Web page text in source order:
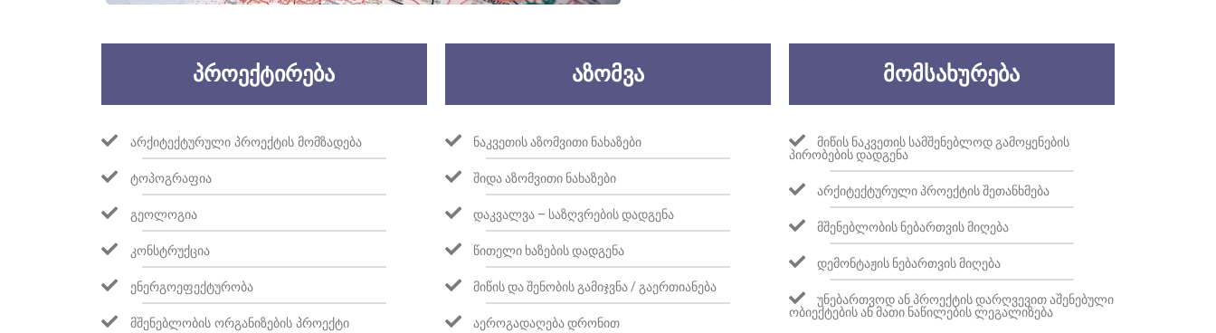
ᲞᲠᲝᲔᲥᲢᲘᲠᲔᲑᲐ
ᲐᲠᲥᲘᲢᲔᲥᲢᲣᲠᲣᲚᲘ ᲞᲠᲝᲔᲥᲢᲘᲡ ᲛᲝᲛᲖᲐᲓᲔᲑᲐ
ᲢᲝᲞᲝᲒᲠᲐᲤᲘᲐ
ᲒᲔᲝᲚᲝᲒᲘᲐ
ᲙᲝᲜᲡᲢᲠᲣᲥᲪᲘᲐ
ᲔᲜᲔᲠᲒᲝᲔᲤᲔᲥᲢᲣᲠᲝᲑᲐ
ᲛᲨᲔᲜᲔᲑᲚᲝᲑᲘᲡ ᲝᲠᲒᲐᲜᲘᲖᲔᲑᲘᲡ ᲞᲠᲝᲔᲥᲢᲘ
ᲐᲖᲝᲛᲕᲐ
ᲜᲐᲙᲕᲔᲗᲘᲡ ᲐᲖᲝᲛᲕᲘᲗᲘ ᲜᲐᲮᲐᲖᲔᲑᲘ
ᲨᲘᲓᲐ ᲐᲖᲝᲛᲕᲘᲗᲘ ᲜᲐᲮᲐᲖᲔᲑᲘ
ᲓᲐᲙᲕᲐᲚᲕᲐ – ᲡᲐᲖᲦᲕᲠᲔᲑᲘᲡ ᲓᲐᲓᲒᲔᲜᲐ
ᲬᲘᲗᲔᲚᲘ ᲮᲐᲖᲔᲑᲘᲡ ᲓᲐᲓᲒᲔᲜᲐ
ᲛᲘᲬᲘᲡ ᲓᲐ ᲨᲔᲜᲝᲑᲘᲡ ᲒᲐᲛᲘᲯᲕᲜᲐ / ᲒᲐᲔᲠᲗᲘᲐᲜᲔᲑᲐ
ᲐᲔᲠᲝᲒᲐᲓᲐᲦᲔᲑᲐ ᲓᲠᲝᲜᲘᲗ
ᲛᲝᲛᲡᲐᲮᲣᲠᲔᲑᲐ
ᲛᲘᲬᲘᲡ ᲜᲐᲙᲕᲔᲗᲘᲡ ᲡᲐᲛᲨᲔᲜᲔᲑᲚᲝᲓ ᲒᲐᲛᲝᲧᲔᲜᲔᲑᲘᲡ
ᲞᲘᲠᲝᲑᲔᲑᲘᲡ ᲓᲐᲓᲒᲔᲜᲐ
ᲐᲠᲥᲘᲢᲔᲥᲢᲣᲠᲣᲚᲘ ᲞᲠᲝᲔᲥᲢᲘᲡ ᲨᲔᲗᲐᲜᲮᲛᲔᲑᲐ
ᲛᲨᲔᲜᲔᲑᲚᲝᲑᲘᲡ ᲜᲔᲑᲐᲠᲗᲕᲘᲡ ᲛᲘᲦᲔᲑᲐ
ᲓᲔᲛᲝᲜᲢᲐᲟᲘᲡ ᲜᲔᲑᲐᲠᲗᲕᲘᲡ ᲛᲘᲦᲔᲑᲐ
ᲣᲜᲔᲑᲐᲠᲗᲕᲝᲓ ᲐᲜ ᲞᲠᲝᲔᲥᲢᲘᲡ ᲓᲐᲠᲦᲕᲔᲕᲘᲗ ᲐᲨᲔᲜᲔᲑᲣᲚᲘ
ᲝᲑᲘᲔᲥᲢᲔᲑᲘᲡ ᲐᲜ ᲛᲐᲗᲘ ᲜᲐᲬᲘᲚᲔᲑᲘᲡ ᲚᲔᲒᲐᲚᲘᲖᲔᲑᲐ